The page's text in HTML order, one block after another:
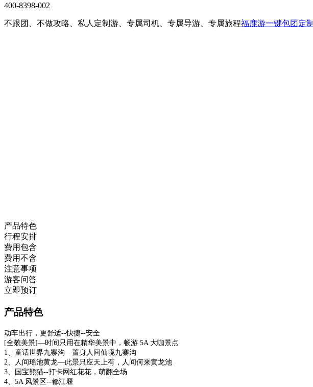
400-8398-002
不跟团、不做攻略、私人定制游、专属司机、专属导游、专属旅程福鹿游一键包团定制
产品特色
行程安排
费用包含
费用不含
注意事项
游客问答
立即预订
产品特色
动车出行，更舒适--快捷--安全
[全貌美景]—时间只用在精华美景中，畅游 5A 大咖景点
1、童话世界九寨沟—置身人间仙境九寨沟
2、人间瑶池黄龙—此景只应天上有，人间何来黄龙池
3、国宝熊猫--打卡网红花花，萌翻全场
4、5A 风景区--都江堰